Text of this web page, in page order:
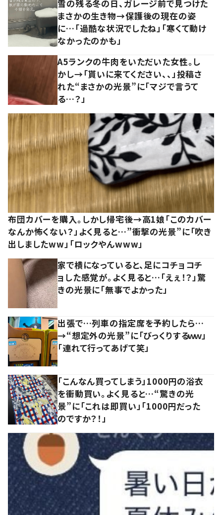
雪の残る冬の日、ガレージ前で見つけた
まさかの生き物→保護後の現在の姿
に…「過酷な状況でしたね」「寒くて動け
なかったのかも」
A5ランクの牛肉をいただいた女性。し
かし→「貰いに来てください、、」投稿さ
れた“まさかの光景”に「マジで言うて
る…？」
布団カバーを購入。しかし帰宅後→高1娘「このカバー
なんか怖くない？」よく見ると…”衝撃の光景”に「吹き
出しましたww」「ロックやんwww」
家で横になっていると、足にコチョコチ
ョした感覚が。よく見ると…「えぇ！？」驚
きの光景に「無事でよかった」
出張で…列車の指定席を予約したら…
→“想定外の光景”に「びっくりするｗｗ」
「連れて行ってあげて笑」
「こんなん買ってしまう」1000円の浴衣
を衝動買い。よく見ると…“驚きの光
景”に「これは即買い」「1000円だった
のですか？！」